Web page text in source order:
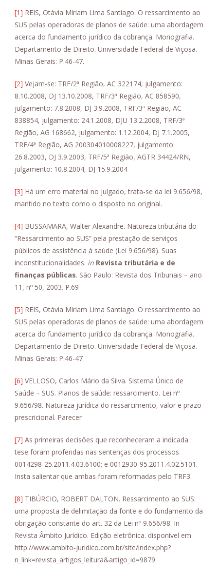
[1] REIS, Otávia Míriam Lima Santiago. O ressarcimento ao
SUS pelas operadoras de planos de saúde: uma abordagem
acerca do fundamento jurídico da cobrança. Monografia.
Departamento de Direito. Universidade Federal de Viçosa.
Minas Gerais: P.46-47.
[2] Vejam-se: TRF/2ª Região, AC 322174, julgamento:
8.10.2008, DJ 13.10.2008, TRF/3ª Região, AC 858590,
julgamento: 7.8.2008, DJ 3.9.2008, TRF/3ª Região, AC
838854, julgamento: 24.1.2008, DJU 13.2.2008, TRF/3ª
Região, AG 168662, julgamento: 1.12.2004, DJ 7.1.2005,
TRF/4ª Região, AG 200304010008227, julgamento:
26.8.2003, DJ 3.9.2003, TRF/5ª Região, AGTR 34424/RN,
julgamento: 10.8.2004, DJ 15.9.2004
[3] Há um erro material no julgado, trata-se da lei 9.656/98,
mantido no texto como o disposto no original.
[4] BUSSAMARA, Walter Alexandre. Natureza tributária do
“Ressarcimento ao SUS” pela prestação de serviços
públicos de assistência à saúde (Lei 9.656/98). Suas
inconstitucionalidades. in Revista tributária e de
finanças públicas. São Paulo: Revista dos Tribunais – ano
11, nº 50, 2003. P.69
[5] REIS, Otávia Míriam Lima Santiago. O ressarcimento ao
SUS pelas operadoras de planos de saúde: uma abordagem
acerca do fundamento jurídico da cobrança. Monografia.
Departamento de Direito. Universidade Federal de Viçosa.
Minas Gerais: P.46-47
[6] VELLOSO, Carlos Mário da Silva. Sistema Único de
Saúde – SUS. Planos de saúde: ressarcimento. Lei nº
9.656/98. Natureza jurídica do ressarcimento, valor e prazo
prescricional. Parecer
[7] As primeiras decisões que reconheceram a indicada
tese foram proferidas nas sentenças dos processos
0014298-25.2011.4.03.6100; e 0012930-95.2011.4.02.5101.
Insta salientar que ambas foram reformadas pelo TRF3.
[8] TIBÚRCIO, ROBERT DALTON. Ressarcimento ao SUS:
uma proposta de delimitação da fonte e do fundamento da
obrigação constante do art. 32 da Lei nº 9.656/98. In
Revista Âmbito Jurídico. Edição eletrônica. disponível em
http://www.ambito-juridico.com.br/site/index.php?
n_link=revista_artigos_leitura&artigo_id=9879